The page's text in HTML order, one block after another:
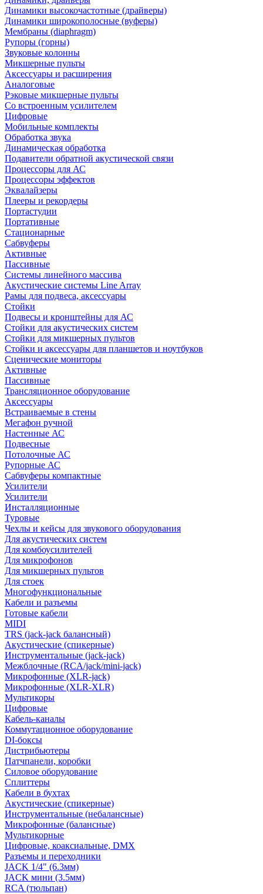
Динамики высокочастотные (драйверы)
Динамики широкополосные (вуферы)
Мембраны (diaphragm)
Рупоры (горны)
Звуковые колонны
Микшерные пульты
Аксессуары и расширения
Аналоговые
Рэковые микшерные пульты
Со встроенным усилителем
Цифровые
Мобильные комплекты
Обработка звука
Динамическая обработка
Подавители обратной акустической связи
Процессоры для АС
Процессоры эффектов
Эквалайзеры
Плееры и рекордеры
Портастудии
Портативные
Стационарные
Сабвуферы
Активные
Пассивные
Системы линейного массива
Акустические системы Line Array
Рамы для подвеса, аксессуары
Стойки
Подвесы и кронштейны для АС
Стойки для акустических систем
Стойки для микшерных пультов
Стойки и аксессуары для планшетов и ноутбуков
Сценические мониторы
Активные
Пассивные
Трансляционное оборудование
Аксессуары
Встраиваемые в стены
Мегафон ручной
Настенные АС
Подвесные
Потолочные АС
Рупорные АС
Сабвуферы компактные
Усилители
Усилители
Инсталляционные
Туровые
Чехлы и кейсы для звукового оборудования
Для акустических систем
Для комбоусилителей
Для микрофонов
Для микшерных пультов
Для стоек
Многофункциональные
Кабели и разъемы
Готовые кабели
MIDI
TRS (jack-jack балансный)
Акустические (спикерные)
Инструментальные (jack-jack)
Межблочные (RCA/jack/mini-jack)
Микрофонные (XLR-jack)
Микрофонные (XLR-XLR)
Мультикоры
Цифровые
Кабель-каналы
Коммутационное оборудование
DI-боксы
Дистрибьютеры
Патчпанели, коробки
Силовое оборудование
Сплиттеры
Кабели в бухтах
Акустические (спикерные)
Инструментальные (небалансные)
Микрофонные (балансные)
Мультикорные
Цифровые, коаксиальные, DMX
Разъемы и переходники
JACK 1/4" (6.3мм)
JACK мини (3.5мм)
RCA (тюльпан)